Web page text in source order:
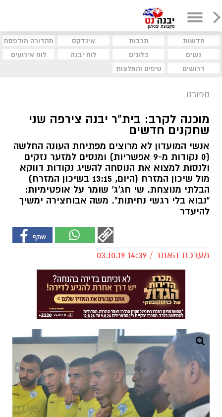
חדשות תרבות אינדקס
מהדורה מודפסת
נשים
בלוגים לוח יבנה
לוח אירועים
דרושים
טיפים והמלצות
ספורט
מוכנה לקרב: בית"ר יבנה צירפה שני
שחקנים חדשים
אנשי המועדון לא מרוצים מפתיחת העונה החלשה
(0 נקודות מ-9 אפשריות) ומנסים למזער נזקים
ולנסות למצוא את הנוסחה להשיג נקודות דווקא
מול שיכון המזרח (היום, 13:15 בשיכון המזרח)
הבלתי מנוצחת. שי חג'ג' שומר על אופטימיות:
"נבוא בלי רגשי נחיתות". משה אבוחצירה ימשיך
להיעדר
מערכת האתר / 14:39 03.10.19